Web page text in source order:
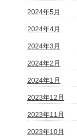
2024年5月
2024年4月
2024年3月
2024年2月
2024年1月
2023年12月
2023年11月
2023年10月